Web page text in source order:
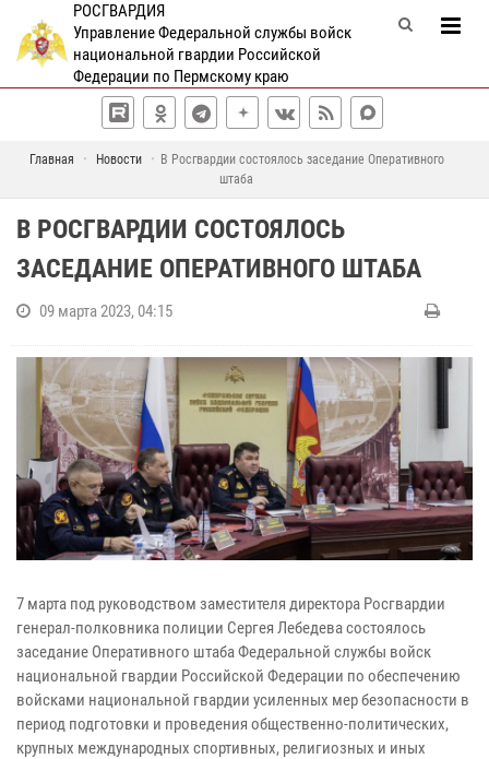
РОСГВАРДИЯ
Управление Федеральной службы войск
национальной гвардии Российской
Федерации по Пермскому краю
Главная Новости
В Росгвардии состоялось заседание Оперативного
штаба
В РОСГВАРДИИ СОСТОЯЛОСЬ
ЗАСЕДАНИЕ ОПЕРАТИВНОГО ШТАБА
09 марта 2023, 04:15
7 марта под руководством заместителя директора Росгвардии
генерал-полковника полиции Сергея Лебедева состоялось
заседание Оперативного штаба Федеральной службы войск
национальной гвардии Российской Федерации по обеспечению
войсками национальной гвардии усиленных мер безопасности в
период подготовки и проведения общественно-политических,
крупных международных спортивных, религиозных и иных